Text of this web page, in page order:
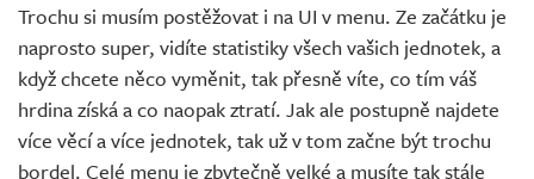
Trochu si musím postěžovat i na UI v menu. Ze začátku je
naprosto super, vidíte statistiky všech vašich jednotek, a
když chcete něco vyměnit, tak přesně víte, co tím váš
hrdina získá a co naopak ztratí. Jak ale postupně najdete
více věcí a více jednotek, tak už v tom začne být trochu
bordel. Celé menu je zbytečně velké a musíte tak stále